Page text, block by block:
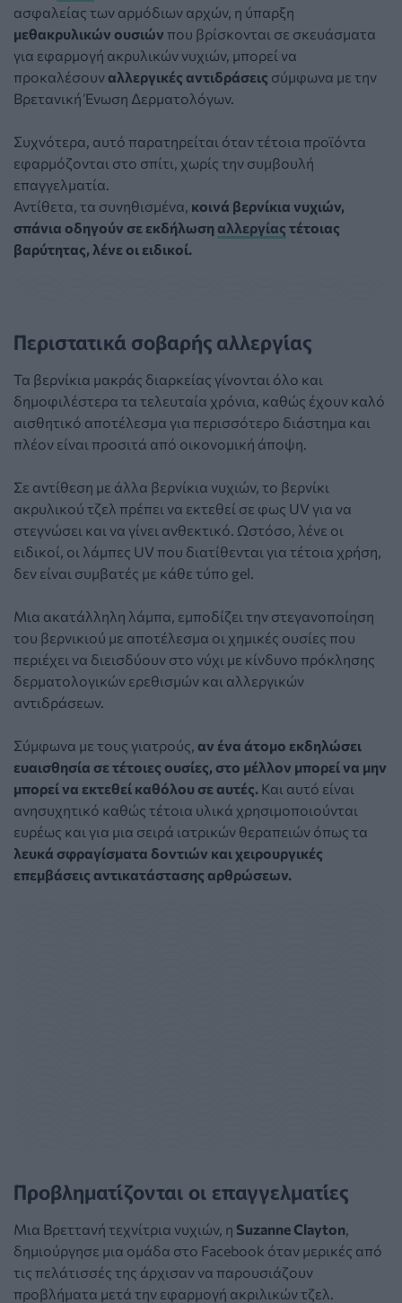
ασφαλείας των αρμόδιων αρχών, η ύπαρξη
μεθακρυλικών ουσιών που βρίσκονται σε σκευάσματα
για εφαρμογή ακρυλικών νυχιών, μπορεί να
προκαλέσουν αλλεργικές αντιδράσεις σύμφωνα με την
Βρετανική Ένωση Δερματολόγων.
Συχνότερα, αυτό παρατηρείται όταν τέτοια προϊόντα
εφαρμόζονται στο σπίτι, χωρίς την συμβουλή
επαγγελματία.
Αντίθετα, τα συνηθισμένα, κοινά βερνίκια νυχιών,
σπάνια οδηγούν σε εκδήλωση αλλεργίας τέτοιας
βαρύτητας, λένε οι ειδικοί.
Περιστατικά σοβαρής αλλεργίας
Τα βερνίκια μακράς διαρκείας γίνονται όλο και
δημοφιλέστερα τα τελευταία χρόνια, καθώς έχουν καλό
αισθητικό αποτέλεσμα για περισσότερο διάστημα και
πλέον είναι προσιτά από οικονομική άποψη.
Σε αντίθεση με άλλα βερνίκια νυχιών, το βερνίκι
ακρυλικού τζελ πρέπει να εκτεθεί σε φως UV για να
στεγνώσει και να γίνει ανθεκτικό. Ωστόσο, λένε οι
ειδικοί, οι λάμπες UV που διατίθενται για τέτοια χρήση,
δεν είναι συμβατές με κάθε τύπο gel.
Μια ακατάλληλη λάμπα, εμποδίζει την στεγανοποίηση
του βερνικιού με αποτέλεσμα οι χημικές ουσίες που
περιέχει να διεισδύουν στο νύχι με κίνδυνο πρόκλησης
δερματολογικών ερεθισμών και αλλεργικών
αντιδράσεων.
Σύμφωνα με τους γιατρούς, αν ένα άτομο εκδηλώσει
ευαισθησία σε τέτοιες ουσίες, στο μέλλον μπορεί να μην
μπορεί να εκτεθεί καθόλου σε αυτές. Και αυτό είναι
ανησυχητικό καθώς τέτοια υλικά χρησιμοποιούνται
ευρέως και για μια σειρά ιατρικών θεραπειών όπως τα
λευκά σφραγίσματα δοντιών και χειρουργικές
επεμβάσεις αντικατάστασης αρθρώσεων.
Προβληματίζονται οι επαγγελματίες
Μια Βρεττανή τεχνίτρια νυχιών, η Suzanne Clayton
δημιούργησε μια ομάδα στο Facebook όταν μερικές από
τις πελάτισσές της άρχισαν να παρουσιάζουν
προβλήματα μετά την εφαρμογή ακριλικών τζελ.